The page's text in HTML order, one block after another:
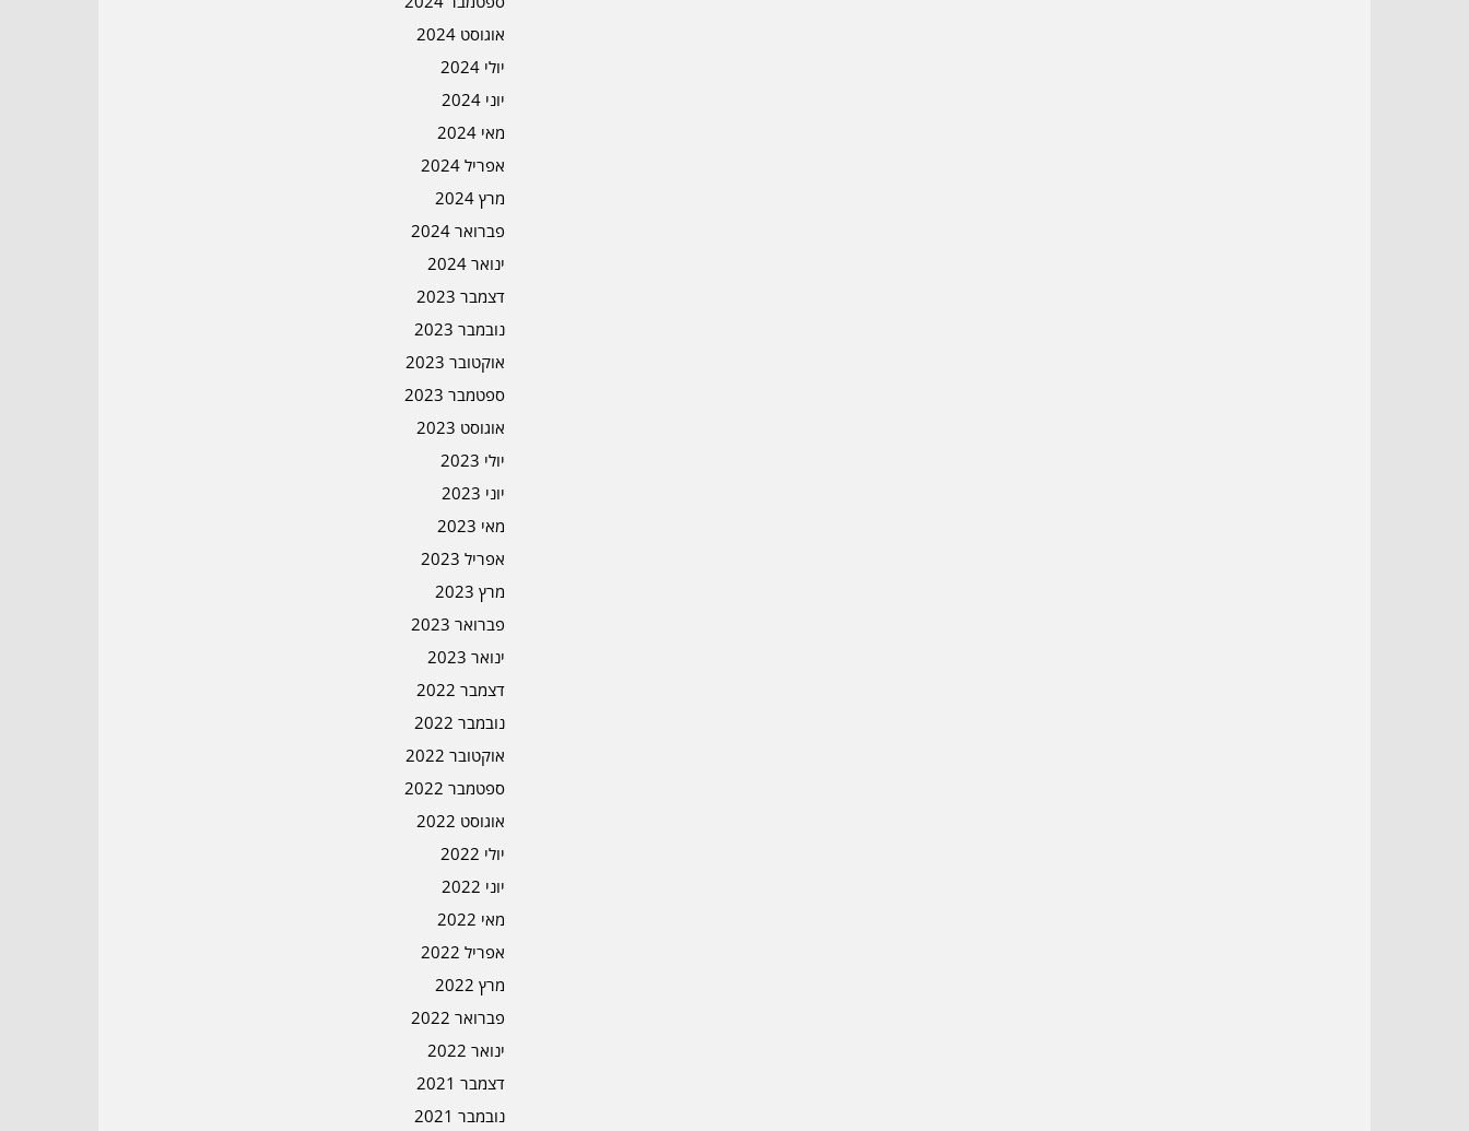
אוגוסט 2024
יולי 2024
יוני 2024
מאי 2024
אפריל 2024
מרץ 2024
פברואר 2024
ינואר 2024
דצמבר 2023
נובמבר 2023
אוקטובר 2023
ספטמבר 2023
אוגוסט 2023
יולי 2023
יוני 2023
מאי 2023
אפריל 2023
מרץ 2023
פברואר 2023
ינואר 2023
דצמבר 2022
נובמבר 2022
אוקטובר 2022
ספטמבר 2022
אוגוסט 2022
יולי 2022
יוני 2022
מאי 2022
אפריל 2022
מרץ 2022
פברואר 2022
ינואר 2022
דצמבר 2021
נובמבר 2021